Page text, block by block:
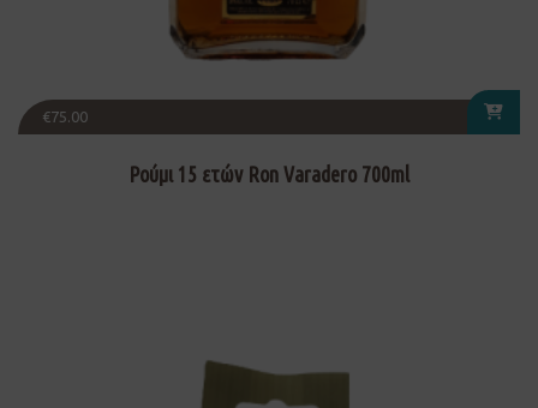
€75.00
Ρούμι 15 ετών Ron Varadero 700ml